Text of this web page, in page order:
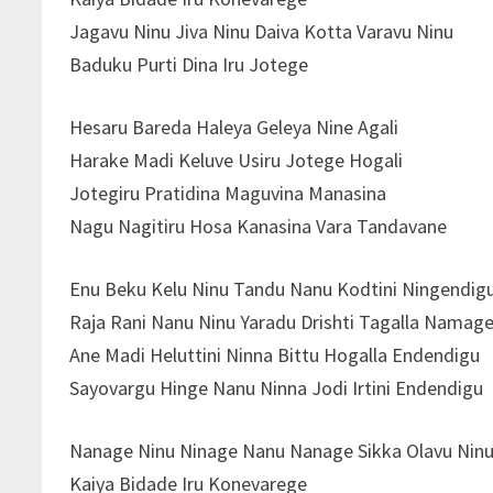
Jagavu Ninu Jiva Ninu Daiva Kotta Varavu Ninu
Baduku Purti Dina Iru Jotege
Hesaru Bareda Haleya Geleya Nine Agali
Harake Madi Keluve Usiru Jotege Hogali
Jotegiru Pratidina Maguvina Manasina
Nagu Nagitiru Hosa Kanasina Vara Tandavane
Enu Beku Kelu Ninu Tandu Nanu Kodtini
Raja Rani Nanu Ninu Yaradu Drishti Tagalla
Ane Madi Heluttini Ninna Bittu Hogalla Endendigu
Sayovargu Hinge Nanu Ninna Jodi Irtini Endendigu
Nanage Ninu Ninage Nanu Nanage Sikka Olavu Ninu
Kaiya Bidade Iru Konevarege